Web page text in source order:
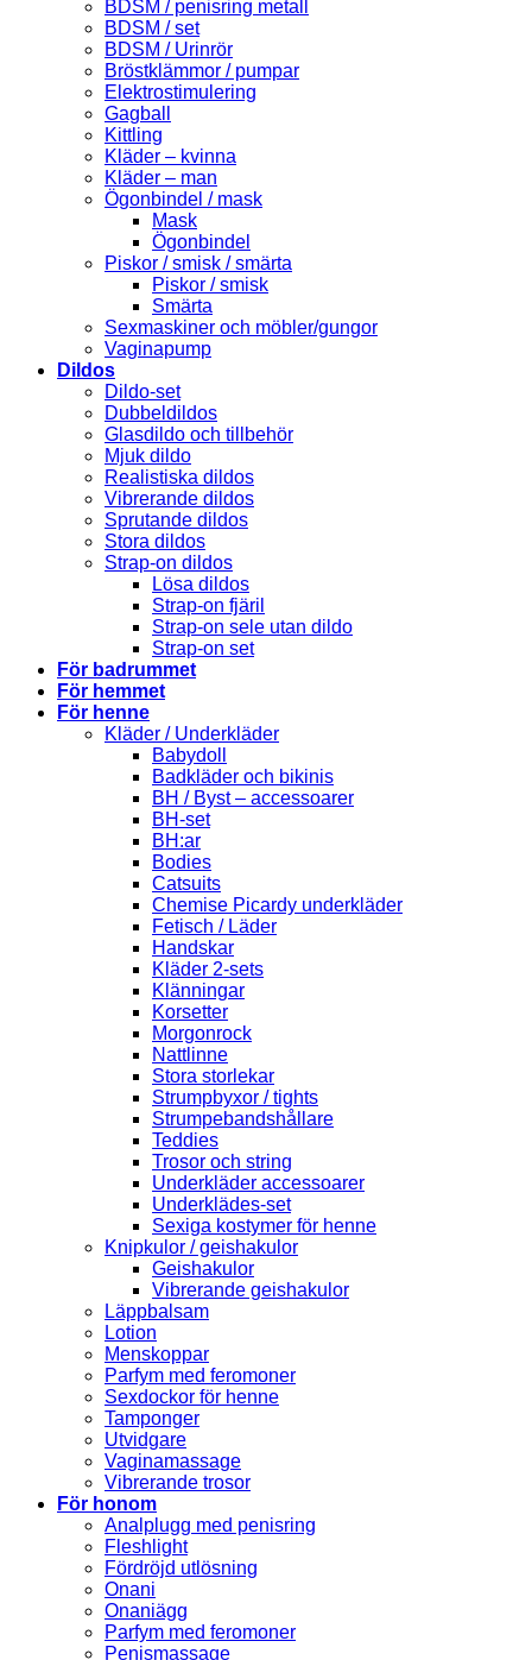
BDSM / penisring metall
BDSM / set
BDSM / Urinrör
Bröstklämmor / pumpar
Elektrostimulering
Gagball
Kittling
Kläder – kvinna
Kläder – man
Ögonbindel / mask
Mask
Ögonbindel
Piskor / smisk / smärta
Piskor / smisk
Smärta
Sexmaskiner och möbler/gungor
Vaginapump
Dildos
Dildo-set
Dubbeldildos
Glasdildo och tillbehör
Mjuk dildo
Realistiska dildos
Vibrerande dildos
Sprutande dildos
Stora dildos
Strap-on dildos
Lösa dildos
Strap-on fjäril
Strap-on sele utan dildo
Strap-on set
För badrummet
För hemmet
För henne
Kläder / Underkläder
Babydoll
Badkläder och bikinis
BH / Byst – accessoarer
BH-set
BH:ar
Bodies
Catsuits
Chemise Picardy underkläder
Fetisch / Läder
Handskar
Kläder 2-sets
Klänningar
Korsetter
Morgonrock
Nattlinne
Stora storlekar
Strumpbyxor / tights
Strumpebandshållare
Teddies
Trosor och string
Underkläder accessoarer
Underklädes-set
Sexiga kostymer för henne
Knipkulor / geishakulor
Geishakulor
Vibrerande geishakulor
Läppbalsam
Lotion
Menskoppar
Parfym med feromoner
Sexdockor för henne
Tamponger
Utvidgare
Vaginamassage
Vibrerande trosor
För honom
Analplugg med penisring
Fleshlight
Fördröjd utlösning
Onani
Onaniägg
Parfym med feromoner
Penismassage